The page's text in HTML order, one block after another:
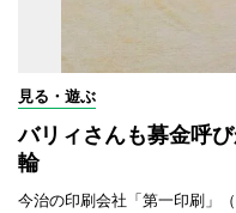
見る・遊ぶ
バリィさんも募金呼
輪
今治の印刷会社「第一印刷」